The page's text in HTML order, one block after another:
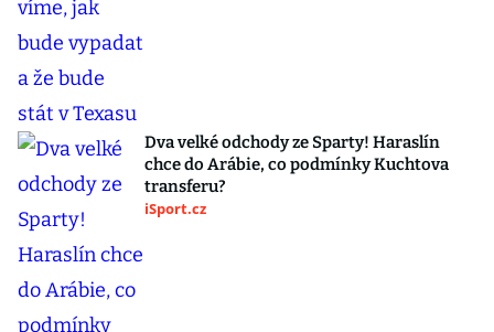
Dva velké odchody ze Sparty! Haraslín
chce do Arábie, co podmínky Kuchtova
transferu?
iSport.cz